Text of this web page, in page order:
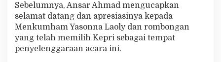
Sebelumnya, Ansar Ahmad mengucapkan
selamat datang dan apresiasinya kepada
Menkumham Yasonna Laoly dan rombongan
yang telah memilih Kepri sebagai tempat
penyelenggaraan acara ini.